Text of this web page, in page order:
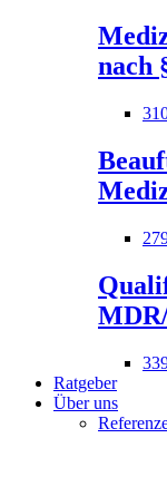
nach
Ratgeber
Über uns